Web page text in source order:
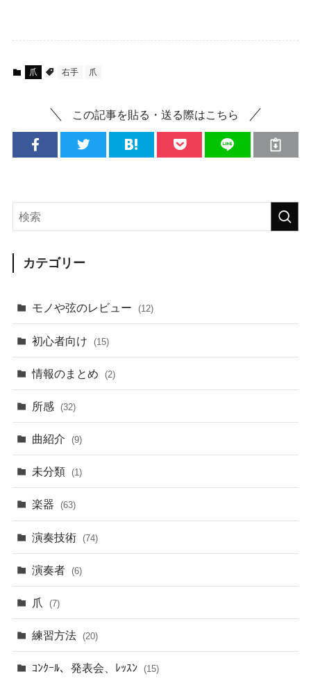
爪 右手 爪
この記事を貼る・送る際はこちら
カテゴリー
モノや弦のレビュー (12)
初心者向け (15)
情報のまとめ (2)
所感 (32)
曲紹介 (9)
未分類 (1)
楽器 (63)
演奏技術 (74)
演奏者 (6)
爪 (7)
練習方法 (20)
ｺﾝｸｰﾙ、発表会、ﾚｯｽﾝ (15)